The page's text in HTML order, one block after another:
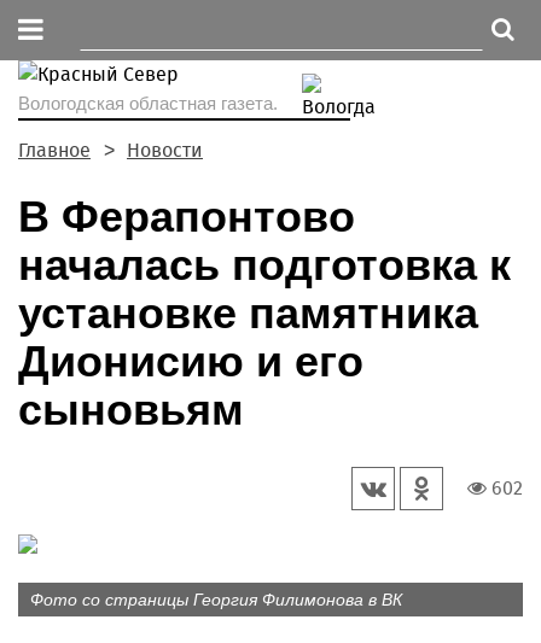
Вологодская областная газета.
Главное Новости
В Ферапонтово
началась подготовка к
установке памятника
Дионисию и его
сыновьям
602
Фото со страницы Георгия Филимонова в ВК